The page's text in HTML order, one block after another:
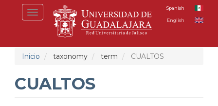
Toggle
navigation
Spanish
English
Inicio taxonomy term CUALTOS
CUALTOS